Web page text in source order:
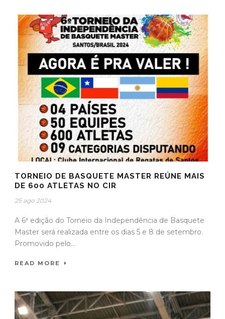
TORNEIO DE BASQUETE MASTER REÚNE MAIS
DE 600 ATLETAS NO CIR
25 ago 2024
A 6ª edição do Torneio da Independência de Basquete
Master será realizada entre os dias 5 e 8 de setembro.
Promovido pelo...
READ MORE